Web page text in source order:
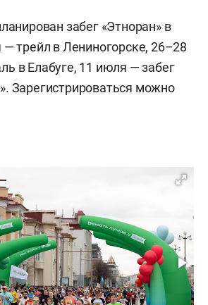
забег «Этноран» в
трейл в Лениногорске, 26–28
в Елабуге, 11 июля — забег
Зарегистрироваться можно